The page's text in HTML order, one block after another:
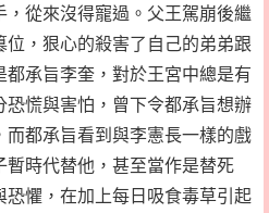
從來沒得寵過。父王駕崩後繼
，狠心的殺害了自己的弟弟跟
承旨李奎，對於王宮中總是有
恐慌與害怕，曾下令都承旨想辦
都承旨看到與李憲長一樣的戲
時代替他，甚至當作是替死
恐懼，在加上每日吸食毒草引起